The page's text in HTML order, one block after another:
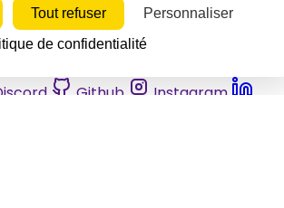
Github
Instagram
Tout refuser
Personnaliser
de confidentialité